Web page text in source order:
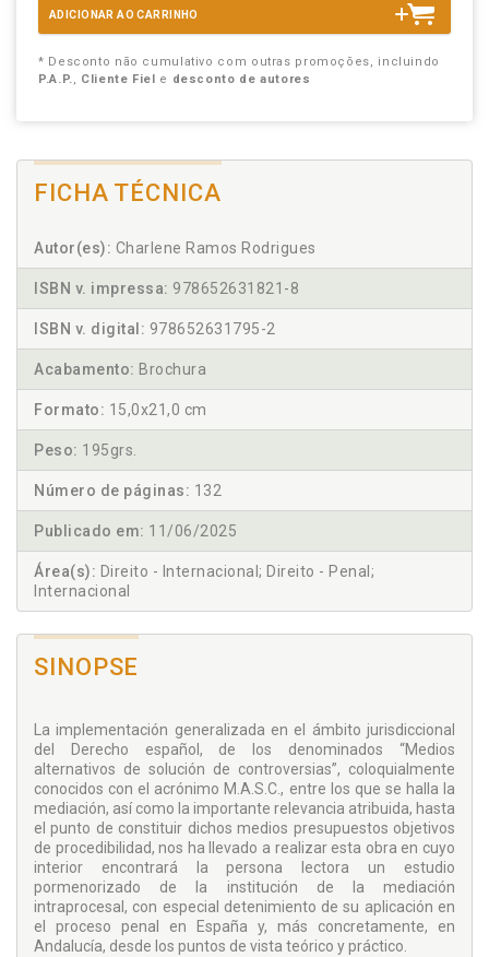
ADICIONAR AO CARRINHO
* Desconto não cumulativo com outras promoções, incluindo
P.A.P., Cliente Fiel e desconto de autores
FICHA TÉCNICA
Autor(es): Charlene Ramos Rodrigues
ISBN v. impressa: 978652631821-8
ISBN v. digital: 978652631795-2
Acabamento: Brochura
Formato: 15,0x21,0 cm
Peso: 195grs.
Número de páginas: 132
Publicado em: 11/06/2025
Área(s): Direito - Internacional; Direito - Penal;
Internacional
SINOPSE
La implementación generalizada en el ámbito jurisdiccional
del Derecho español, de los denominados “Medios
alternativos de solución de controversias”, coloquialmente
conocidos con el acrónimo M.A.S.C., entre los que se halla la
mediación, así como la importante relevancia atribuida, hasta
el punto de constituir dichos medios presupuestos objetivos
de procedibilidad, nos ha llevado a realizar esta obra en cuyo
interior encontrará la persona lectora un estudio
pormenorizado de la institución de la mediación
intraprocesal, con especial detenimiento de su aplicación en
el proceso penal en España y, más concretamente, en
Andalucía, desde los puntos de vista teórico y práctico.